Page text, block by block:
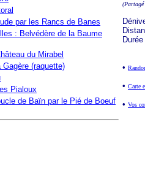
par les Rancs de Banes
: Belvédère de la Baume
du Mirabel
(raquette)
Pialoux
de Baïn par le Pié de Boeuf
•
• Carte
• Vos